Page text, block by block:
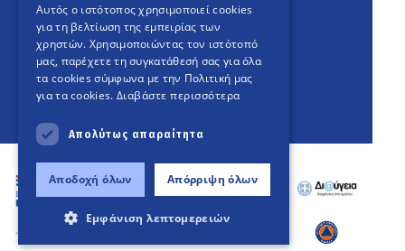
English Version
An project
Αυτός ο ιστότοπος χρησιμοποιεί cookies
για τη βελτίωση της εμπειρίας των
χρηστών. Χρησιμοποιώντας τον ιστότοπό
μας, παρέχετε τη συγκατάθεσή σας για όλα
τα cookies σύμφωνα με την Πολιτική μας
για τα cookies. Διαβάστε περισσότερα
Απολύτως απαραίτητα
Αποδοχή όλων Απόρριψη όλων
Εμφάνιση λεπτομερειών